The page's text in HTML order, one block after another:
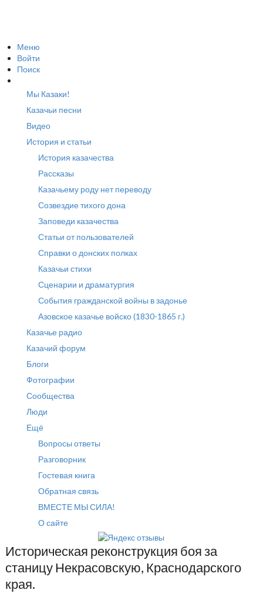
Меню
Войти
Поиск
Мы Казаки!
Казачьи песни
Видео
История и статьи
История казачества
Рассказы
Казачьему роду нет переводу
Созвездие тихого дона
Заповеди казачества
Статьи от пользователей
Справки о донских полках
Казачьи стихи
Сценарии и драматургия
События гражданской войны в задонье
Азовское казачье войско (1830-1865 г.)
Казачье радио
Казачий форум
Блоги
Фотографии
Сообщества
Люди
Ещё
Вопросы ответы
Разговорник
Гостевая книга
Обратная связь
ВМЕСТЕ МЫ СИЛА!
О сайте
Историческая реконструкция боя за
станицу Некрасовскую, Краснодарского
края.